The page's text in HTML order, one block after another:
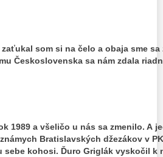
zaťukal som si na čelo a obaja sme
Československa sa nám zdala
1989 a všeličo u nás sa zmenilo. A
Bratislavských džezákov v
sebe kohosi. Ďuro Griglák vyskočil k